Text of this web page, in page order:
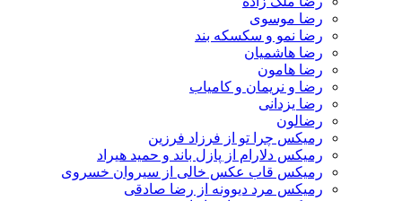
رضا موسوی
رضا نمو و سکسکه بند
رضا هاشمیان
رضا هامون
رضا و نریمان و کامیاب
رضا یزدانی
رضالون
رمیکس چرا تو از فرزاد فرزین
رمیکس دلارام از پازل باند و حمید هیراد
رمیکس قاب عکس خالی از سیروان خسروی
رمیکس مرد دیوونه از رضا صادقی